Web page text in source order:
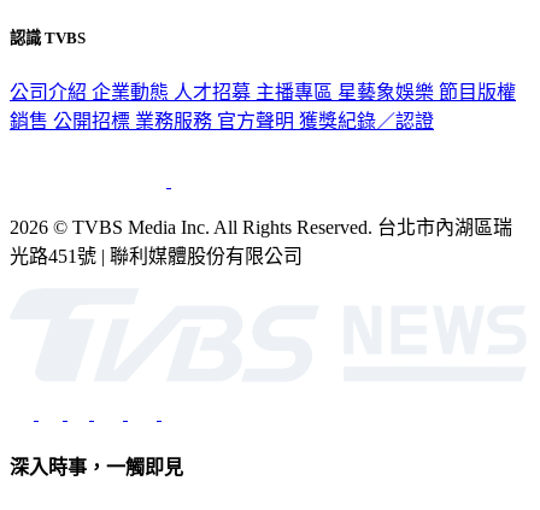
認識 TVBS
公司介紹 企業動態 人才招募 主播專區 星藝象娛樂 節目版權
銷售 公開招標 業務服務 官方聲明 獲獎紀錄／認證
2026 © TVBS Media Inc. All Rights Reserved. 台北市內湖區瑞
光路451號 | 聯利媒體股份有限公司
深入時事，一觸即見